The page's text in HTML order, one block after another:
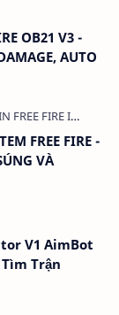
OB21 V3 -
AUTO
FREE FIRE -
VÀ
V1 AimBot
Trận